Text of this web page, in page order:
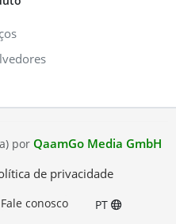
por QaamGo Media GmbH
de privacidade
Fale conosco PT